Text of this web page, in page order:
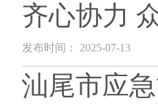
齐心协力
发布时间： 2025-07-13
汕尾市应